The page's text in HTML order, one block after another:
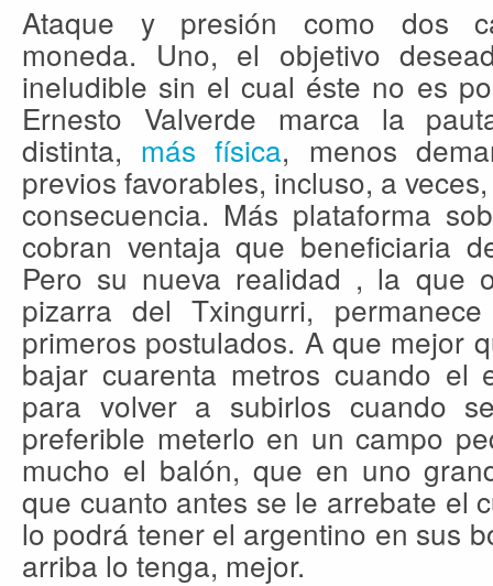
Ataque y presión como dos
moneda. Uno, el objetivo
ineludible sin el cual éste no es
Ernesto Valverde marca la
distinta, más física, menos
previos favorables, incluso, a
consecuencia. Más plataforma
cobran ventaja que beneficiaria
Pero su nueva realidad , la que
pizarra del Txingurri,
primeros postulados. A que mejor
bajar cuarenta metros cuando el
para volver a subirlos cuando
preferible meterlo en un campo
mucho el balón, que en uno
que cuanto antes se le arrebate el
lo podrá tener el argentino en sus
arriba lo tenga, mejor.